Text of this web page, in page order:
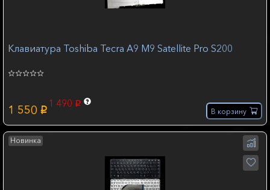
Клавиатура Toshiba Tecra A9 M9 Satellite Pro S200
1 550 p
1 490 p
В корзину
Новинка